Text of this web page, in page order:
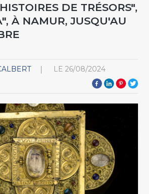
DE TRÉSORS",
À NAMUR, JUSQU'AU
LE 26/08/2024